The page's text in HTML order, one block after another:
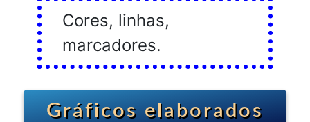
Cores, linhas,
marcadores.
Gráficos elaborados